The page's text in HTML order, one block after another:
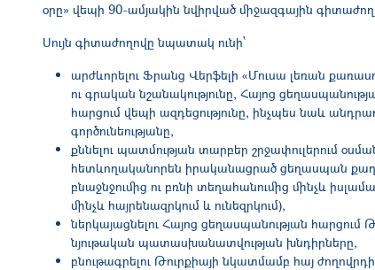
օրը» վեպի 90-ամյակին նվիրված միջազգային
Սույն գիտաժողովը նպատակ ունի՝
արժևորելու Ֆրանց Վերֆելի «Մուսա լեռան
ու գրական նշանակությունը, Հայոց
հարցում վեպի ազդեցությունը, ինչպես նաև
գործունեությանը,
քննելու պատմության տարբեր շրջափուլերում
հետևողականորեն իրականացրած ցեղասպան
բնաջնջումից ու բռնի տեղահանումից մինչև
մինչև հայրենազրկում և ունեզրկում),
ներկայացնելու Հայոց ցեղասպանության
նյութական պատասխանատվության խնդիրները,
բնութագրելու Թուրքիայի նկատմամբ հայ